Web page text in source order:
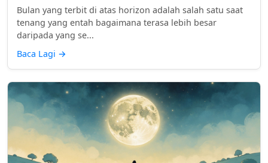
Bulan yang terbit di atas horizon adalah salah satu saat
tenang yang entah bagaimana terasa lebih besar
daripada yang se...
Baca Lagi →